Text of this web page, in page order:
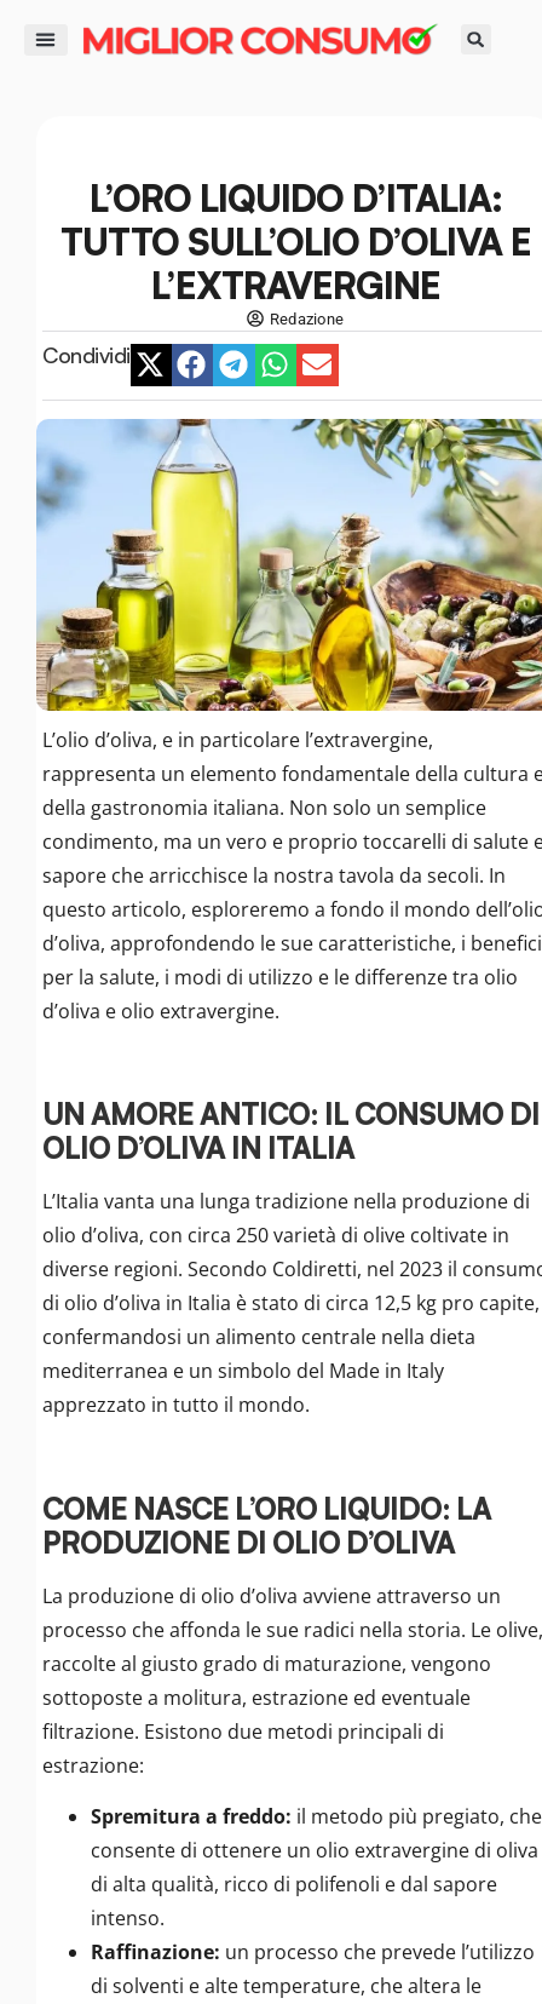
L’ORO LIQUIDO D’ITALIA:
TUTTO SULL’OLIO D’OLIVA E
L’EXTRAVERGINE
Redazione
Condividi
L’olio d’oliva, e in particolare l’extravergine,
rappresenta un elemento fondamentale della cultura
della gastronomia italiana. Non solo un semplice
condimento, ma un vero e proprio toccarelli di salute
sapore che arricchisce la nostra tavola da secoli. In
questo articolo, esploreremo a fondo il mondo
d’oliva, approfondendo le sue caratteristiche, i benefici
per la salute, i modi di utilizzo e le differenze tra olio
d’oliva e olio extravergine.
UN AMORE ANTICO: IL CONSUMO DI
OLIO D’OLIVA IN ITALIA
L’Italia vanta una lunga tradizione nella produzione di
olio d’oliva, con circa 250 varietà di olive coltivate in
diverse regioni. Secondo Coldiretti, nel 2023 il
di olio d’oliva in Italia è stato di circa 12,5 kg pro capite,
confermandosi un alimento centrale nella dieta
mediterranea e un simbolo del Made in Italy
apprezzato in tutto il mondo.
COME NASCE L’ORO LIQUIDO: LA
PRODUZIONE DI OLIO D’OLIVA
La produzione di olio d’oliva avviene attraverso un
processo che affonda le sue radici nella storia. Le olive,
raccolte al giusto grado di maturazione, vengono
sottoposte a molitura, estrazione ed eventuale
filtrazione. Esistono due metodi principali di
estrazione:
Spremitura a freddo: il metodo più pregiato, che
consente di ottenere un olio extravergine di oliva
di alta qualità, ricco di polifenoli e dal sapore
intenso.
Raffinazione: un processo che prevede l’utilizzo
di solventi e alte temperature, che altera le